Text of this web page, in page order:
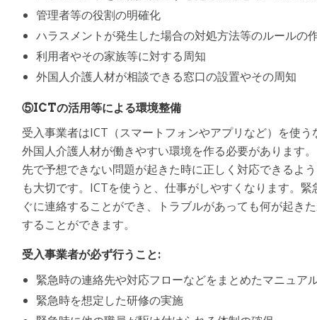
管理者等の役割の明確化
ハラスメントが発生した場合の対処方法等のルールの
利用者やその家族等に対する周知
外国人介護人材が相談できる窓口の設置やその周知
⑤ICTの活用等による環境整備
受入事業者はICT（スマートフォンやアプリなど）を使う
外国人介護人材が働きやすい環境を作る必要があります
先で予想できない問題が起きた時に正しく対応できるよ
も大切です。ICTを使うと、仕事がしやすくなります。緊
ぐに連絡することができ、トラブルがあっても何が起き
することができます。
受入事業者が必ず行うこと:
緊急時の連絡先や対応フローなどをまとめたマニュア
緊急時を想定した研修の実施